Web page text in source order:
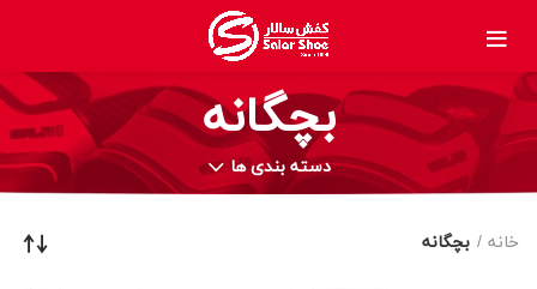
بچگانه
دسته بندی ها
خانه بچگانه